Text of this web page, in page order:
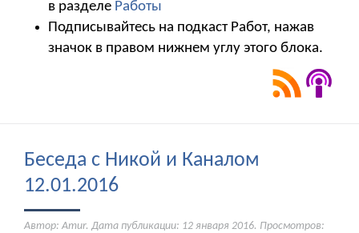
в разделе Работы
Подписывайтесь на подкаст Работ, нажав
значок в правом нижнем углу этого блока.
Беседа с Никой и Каналом
12.01.2016
Автор: Amur. Дата публикации: 12 января 2016. Просмотров: